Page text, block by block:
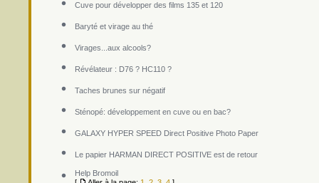
Cuve pour développer des films 135 et 120
Baryté et virage au thé
Virages...aux alcools?
Révélateur : D76 ? HC110 ?
Taches brunes sur négatif
Sténopé: développement en cuve ou en bac?
GALAXY HYPER SPEED Direct Positive Photo Paper
Le papier HARMAN DIRECT POSITIVE est de retour
Help Bromoil